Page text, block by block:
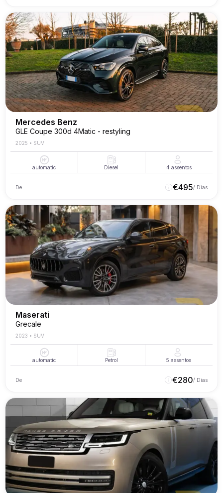
Mercedes Benz
GLE Coupe 300d 4Matic - restyling
2025 • SUV
automatic Diesel 4 assentos
De €495/ Dias
Maserati
Grecale
2023 • SUV
automatic Petrol 5 assentos
De €280/ Dias